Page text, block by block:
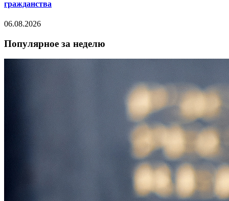
гражданства
06.08.2026
Популярное за неделю